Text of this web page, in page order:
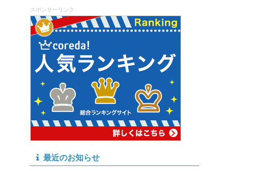
スポンサーリンク
最近のお知らせ